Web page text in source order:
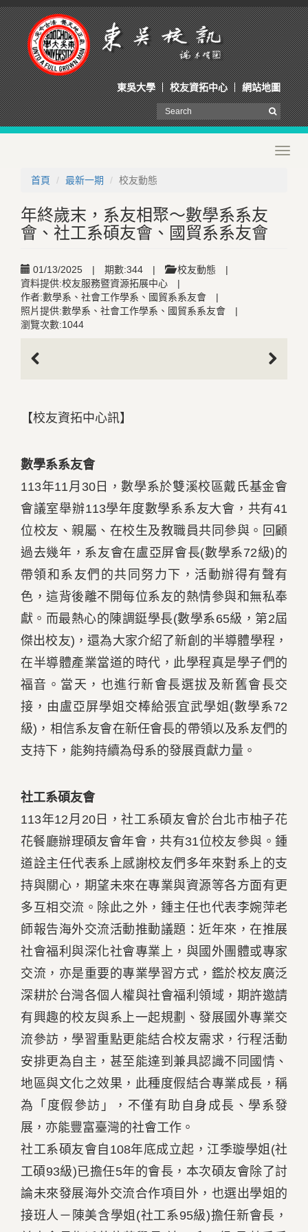
東吳大學 校友資拓中心 網站地圖
首頁
最新一期 校友動態
年終歲末，系友相聚～數學系系友
會、社工系碩友會、國貿系系友會
01/13/2025 | 期數:344 | 校友動態
|
資料提供:校友服務暨資源拓展中心
|
作者:數學系、社會工作學系、國貿系系友會
|
照片提供:數學系、社會工作學系、國貿系系友會
|
瀏覽次數:1044
【校友資拓中心訊】
數學系系友會
113年11月30日，數學系於雙溪校區戴氏基金會
會議室舉辦113學年度數學系系友大會，共有41
位校友、親屬、在校生及教職員共同參與。回顧
過去幾年，系友會在盧亞屏會長(數學系72級)的
帶領和系友們的共同努力下，活動辦得有聲有
色，這背後離不開每位系友的熱情參與和無私奉
獻。而最熱心的陳調鋌學長(數學系65級，第2屆
傑出校友)，還為大家介紹了新創的半導體學程，
在半導體產業當道的時代，此學程真是學子們的
福音。當天，也進行新會長選拔及新舊會長交
接，由盧亞屏學姐交棒給張宜武學姐(數學系72
級)，相信系友會在新任會長的帶領以及系友們的
支持下，能夠持續為母系的發展貢獻力量。
社工系碩友會
113年12月20日，社工系碩友會於台北市柚子花
花餐廳辦理碩友會年會，共有31位校友參與。鍾
道詮主任代表系上感謝校友們多年來對系上的支
持與關心，期望未來在專業與資源等各方面有更
多互相交流。除此之外，鍾主任也代表李婉萍老
師報告海外交流活動推動議題：近年來，在推展
社會福利與深化社會專業上，與國外團體或專家
交流，亦是重要的專業學習方式，鑑於校友廣泛
深耕於台灣各個人權與社會福利領域，期許邀請
有興趣的校友與系上一起規劃、發展國外專業交
流參訪，學習重點更能結合校友需求，行程活動
安排更為自主，甚至能達到兼具認識不同國情、
地區與文化之效果，此種度假結合專業成長，稱
為「度假參訪」，不僅有助自身成長、學系發
展，亦能豐富臺灣的社會工作。
社工系碩友會自108年底成立起，江季璇學姐(社
工碩93級)已擔任5年的會長，本次碩友會除了討
論未來發展海外交流合作項目外，也選出學姐的
接班人－陳美含學姐(社工系95級)擔任新會長，